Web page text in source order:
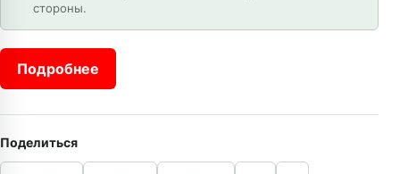
стороны.
Подробнее
Поделиться